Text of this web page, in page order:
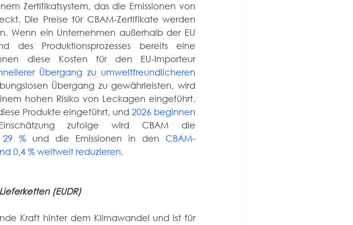
Zertifikatsystem, das die Emissionen von
Die Preise für CBAM-Zertifikate werden
Wenn ein Unternehmen außerhalb der EU
des Produktionsprozesses bereits eine
diese Kosten für den EU-Importeur
Übergang zu umweltfreundlicheren
Übergang zu gewährleisten, wird
hohen Risiko von Leckagen eingeführt.
Produkte eingeführt, und 2026 beginnen
zufolge wird CBAM die
% und die Emissionen in den CBAM-
0,4 % weltweit reduzieren.
(EUDR)
Kraft hinter dem Klimawandel und ist für